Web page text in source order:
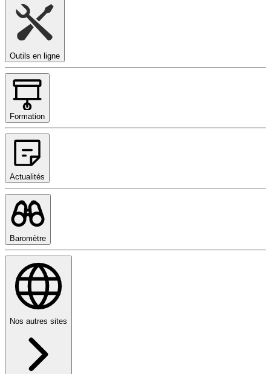
Outils en ligne
Formation
Actualités
Baromètre
Nos autres sites